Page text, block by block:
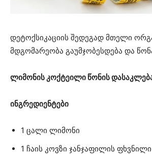
დეტოქსიკაციის შედეგად მთელი
მდგომარეობა გაუმჯობესდება და
ლიმონის კოქტეილი წონის
ინგრედიენტები
1 ცალი ლიმონი
1 ჩაის კოვზი ჯანჯაფილის ფხვნილი